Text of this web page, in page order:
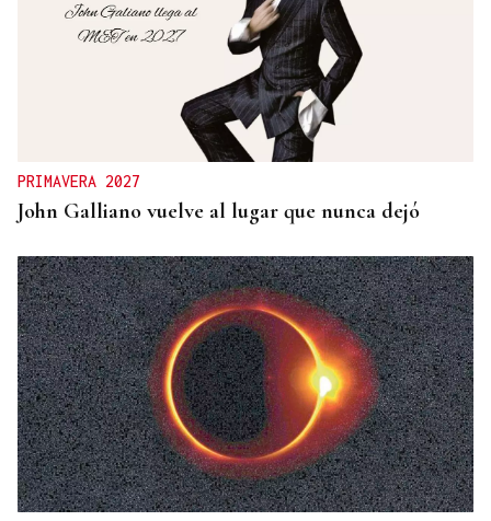
PRIMAVERA 2027
John Galliano vuelve al lugar que nunca dejó